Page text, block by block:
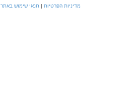
מדיניות הפרטיות | תנאי שימוש באתר